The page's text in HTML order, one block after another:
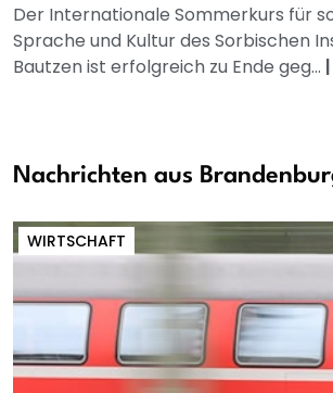
Der Internationale Sommerkurs für
Sprache und Kultur des Sorbischen
Bautzen ist erfolgreich zu Ende geg... |
Nachrichten aus
WIRTSCHAFT